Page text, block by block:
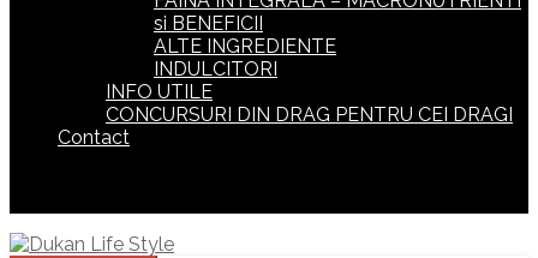
si BENEFICII
ALTE INGREDIENTE
INDULCITORI
INFO UTILE
CONCURSURI DIN DRAG PENTRU CEI DRAGI
Contact